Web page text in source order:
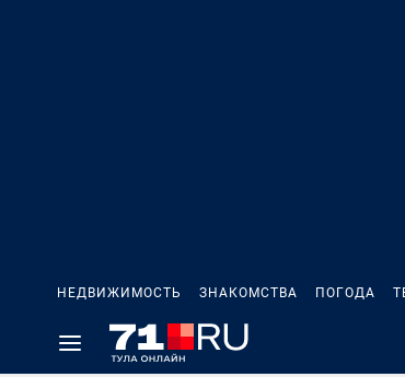
НЕДВИЖИМОСТЬ ЗНАКОМСТВА ПОГОДА